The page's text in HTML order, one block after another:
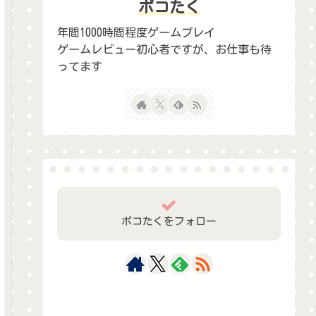
ポコたく
年間1000時間程度ゲームプレイ
ゲームレビュー初心者ですが、お仕事も待
ってます
ポコたくをフォロー